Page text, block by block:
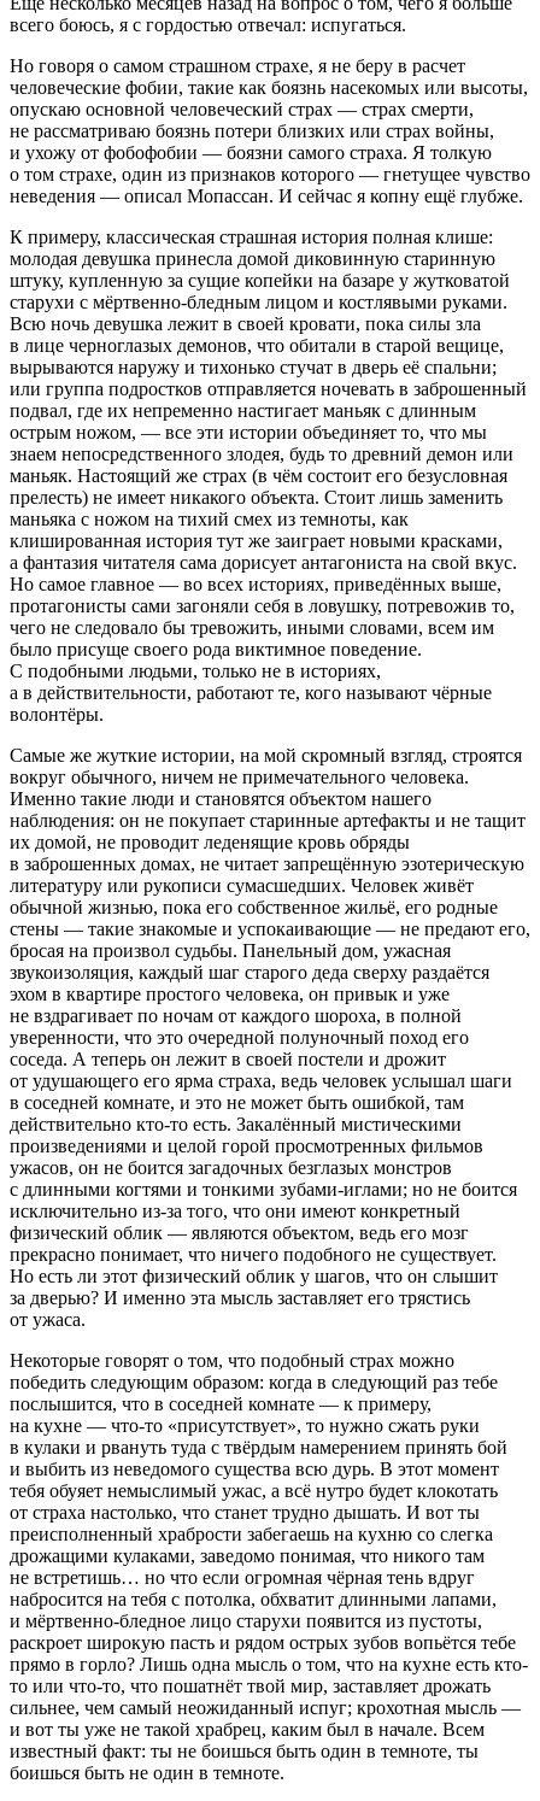
всего боюсь, я с гордостью отвечал: испугаться.
Но говоря о самом страшном страхе, я не беру в расчет
человеческие фобии, такие как боязнь насекомых или высоты,
опускаю основной человеческий страх — страх смерти,
не рассматриваю боязнь потери близких или страх войны,
и ухожу от фобофобии — боязни самого страха. Я толкую
о том страхе, один из признаков которого — гнетущее чувство
неведения — описал Мопассан. И сейчас я копну ещё глубже.
К примеру, классическая страшная история полная клише:
молодая девушка принесла домой диковинную старинную
штуку, купленную за сущие копейки на базаре у жутковатой
старухи с мёртвенно-бледным лицом и костлявыми руками.
Всю ночь девушка лежит в своей кровати, пока силы зла
в лице черноглазых демонов, что обитали в старой вещице,
вырываются наружу и тихонько стучат в дверь её спальни;
или группа подростков отправляется ночевать в заброшенный
подвал, где их непременно настигает маньяк с длинным
острым ножом, — все эти истории объединяет то, что мы
знаем непосредственного злодея, будь то древний демон или
маньяк. Настоящий же страх (в чём состоит его безусловная
прелесть) не имеет никакого объекта. Стоит лишь заменить
маньяка с ножом на тихий смех из темноты, как
клишированная история тут же заиграет новыми красками,
а фантазия читателя сама дорисует антагониста на свой вкус.
Но самое главное — во всех историях, приведённых выше,
протагонисты сами загоняли себя в ловушку, потревожив то,
чего не следовало бы тревожить, иными словами, всем им
было присуще своего рода виктимное поведение.
С подобными людьми, только не в историях,
а в действительности, работают те, кого называют чёрные
волонтёры.
Самые же жуткие истории, на мой скромный взгляд, строятся
вокруг обычного, ничем не примечательного человека.
Именно такие люди и становятся объектом нашего
наблюдения: он не покупает старинные артефакты и не тащит
их домой, не проводит леденящие кровь обряды
в заброшенных домах, не читает запрещённую эзотерическую
литературу или рукописи сумасшедших. Человек живёт
обычной жизнью, пока его собственное жильё, его родные
стены — такие знакомые и успокаивающие — не предают его,
бросая на произвол судьбы. Панельный дом, ужасная
звукоизоляция, каждый шаг старого деда сверху раздаётся
эхом в квартире простого человека, он привык и уже
не вздрагивает по ночам от каждого шороха, в полной
уверенности, что это очередной полуночный поход его
соседа. А теперь он лежит в своей постели и дрожит
от удушающего его ярма страха, ведь человек услышал шаги
в соседней комнате, и это не может быть ошибкой, там
действительно кто-то есть. Закалённый мистическими
произведениями и целой горой просмотренных фильмов
ужасов, он не боится загадочных безглазых монстров
с длинными когтями и тонкими зубами-иглами; но не боится
исключительно из-за того, что они имеют конкретный
физический облик — являются объектом, ведь его мозг
прекрасно понимает, что ничего подобного не существует.
Но есть ли этот физический облик у шагов, что он слышит
за дверью? И именно эта мысль заставляет его трястись
от ужаса.
Некоторые говорят о том, что подобный страх можно
победить следующим образом: когда в следующий раз тебе
послышится, что в соседней комнате — к примеру,
на кухне — что-то «присутствует», то нужно сжать руки
в кулаки и рвануть туда с твёрдым намерением принять бой
и выбить из неведомого существа всю дурь. В этот момент
тебя обуяет немыслимый ужас, а всё нутро будет клокотать
от страха настолько, что станет трудно дышать. И вот ты
преисполненный храбрости забегаешь на кухню со слегка
дрожащими кулаками, заведомо понимая, что никого там
не встретишь… но что если огромная чёрная тень вдруг
набросится на тебя с потолка, обхватит длинными лапами,
и мёртвенно-бледное лицо старухи появится из пустоты,
раскроет широкую пасть и рядом острых зубов вопьётся тебе
прямо в горло? Лишь одна мысль о том, что на кухне есть кто-
то или что-то, что пошатнёт твой мир, заставляет дрожать
сильнее, чем самый неожиданный испуг; крохотная мысль —
и вот ты уже не такой храбрец, каким был в начале. Всем
известный факт: ты не боишься быть один в темноте, ты
боишься быть не один в темноте.